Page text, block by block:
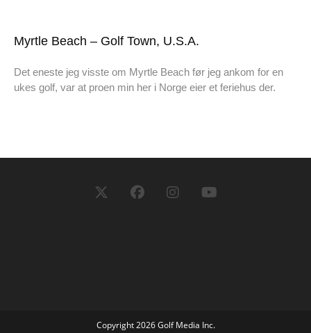
Myrtle Beach – Golf Town, U.S.A.
Det eneste jeg visste om Myrtle Beach før jeg ankom for en
ukes golf, var at proen min her i Norge eier et feriehus der.
Copyright 2026 Golf Media Inc.